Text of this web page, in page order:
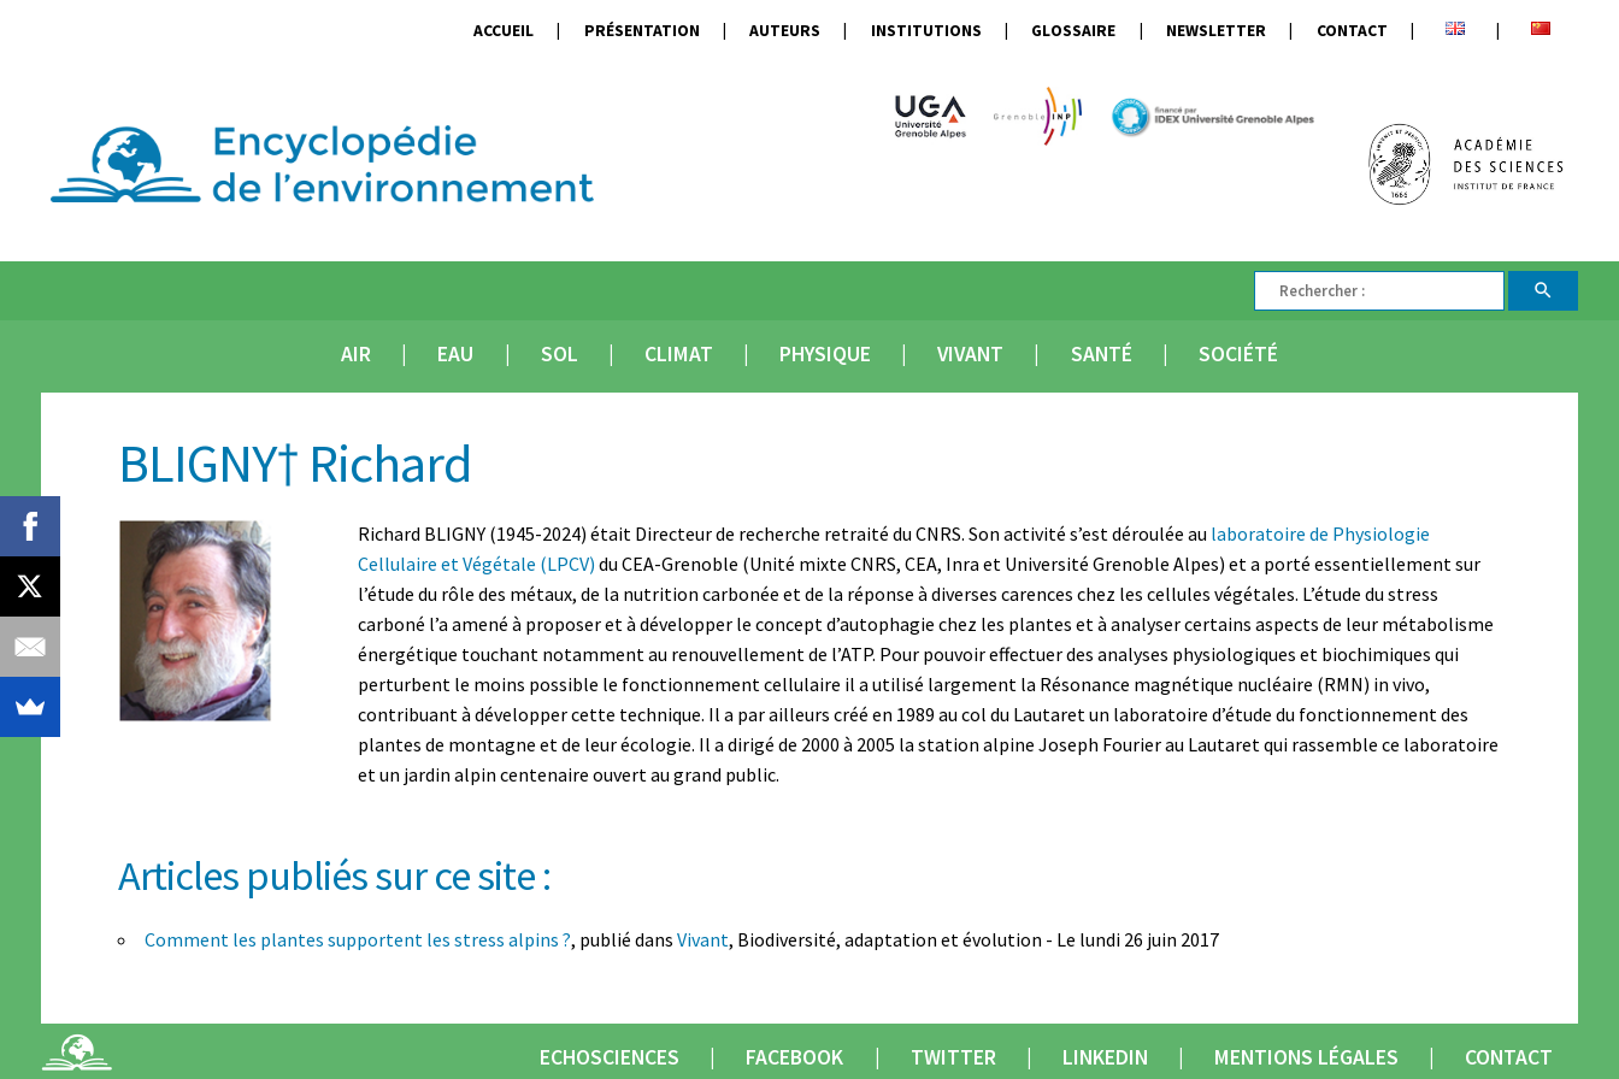
ACCUEIL PRÉSENTATION AUTEURS INSTITUTIONS GLOSSAIRE NEWSLETTER CONTACT
AIR EAU SOL CLIMAT PHYSIQUE VIVANT SANTÉ SOCIÉTÉ
BLIGNY† Richard
Richard BLIGNY (1945-2024) était Directeur de recherche retraité du CNRS. Son activité s’est déroulée au laboratoire de Physiologie
Cellulaire et Végétale (LPCV) du CEA-Grenoble (Unité mixte CNRS, CEA, Inra et Université Grenoble Alpes) et a porté essentiellement sur
l’étude du rôle des métaux, de la nutrition carbonée et de la réponse à diverses carences chez les cellules végétales. L’étude du stress
carboné l’a amené à proposer et à développer le concept d’autophagie chez les plantes et à analyser certains aspects de leur métabolisme
énergétique touchant notamment au renouvellement de l’ATP. Pour pouvoir effectuer des analyses physiologiques et biochimiques qui
perturbent le moins possible le fonctionnement cellulaire il a utilisé largement la Résonance magnétique nucléaire (RMN) in vivo,
contribuant à développer cette technique. Il a par ailleurs créé en 1989 au col du Lautaret un laboratoire d’étude du fonctionnement des
plantes de montagne et de leur écologie. Il a dirigé de 2000 à 2005 la station alpine Joseph Fourier au Lautaret qui rassemble ce laboratoire
et un jardin alpin centenaire ouvert au grand public.
Articles publiés sur ce site :
Comment les plantes supportent les stress alpins ?, publié dans Vivant, Biodiversité, adaptation et évolution - Le lundi 26 juin 2017
ECHOSCIENCES FACEBOOK TWITTER LINKEDIN MENTIONS LÉGALES CONTACT